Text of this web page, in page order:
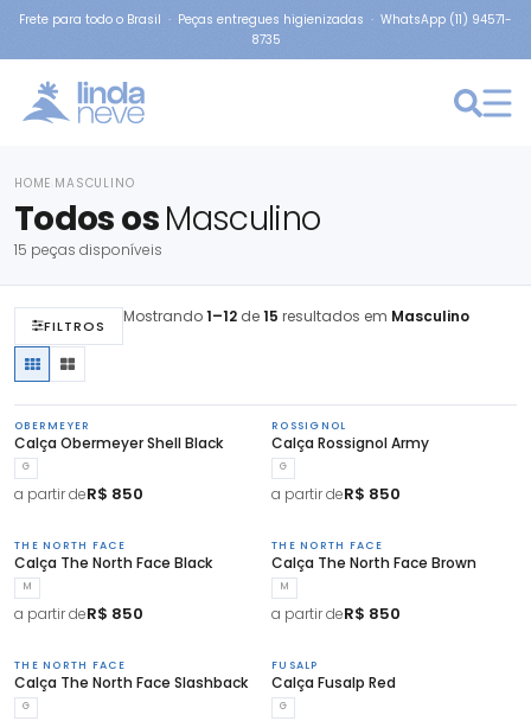
Frete para todo o Brasil · Peças entregues higienizadas · WhatsApp (11) 94571-
8735
HOME MASCULINO
Todos osMasculino
15 peças disponíveis
FILTROS Mostrando1–12 de15 resultados em Masculino
OBERMEYER
Calça Obermeyer Shell Black
G
a partir deR$ 850
ROSSIGNOL
Calça Rossignol Army
G
a partir deR$ 850
THE NORTH FACE
Calça The North Face Black
M
a partir deR$ 850
THE NORTH FACE
Calça The North Face Brown
M
a partir deR$ 850
THE NORTH FACE
Calça The North Face Slashback
G
FUSALP
Calça Fusalp Red
G